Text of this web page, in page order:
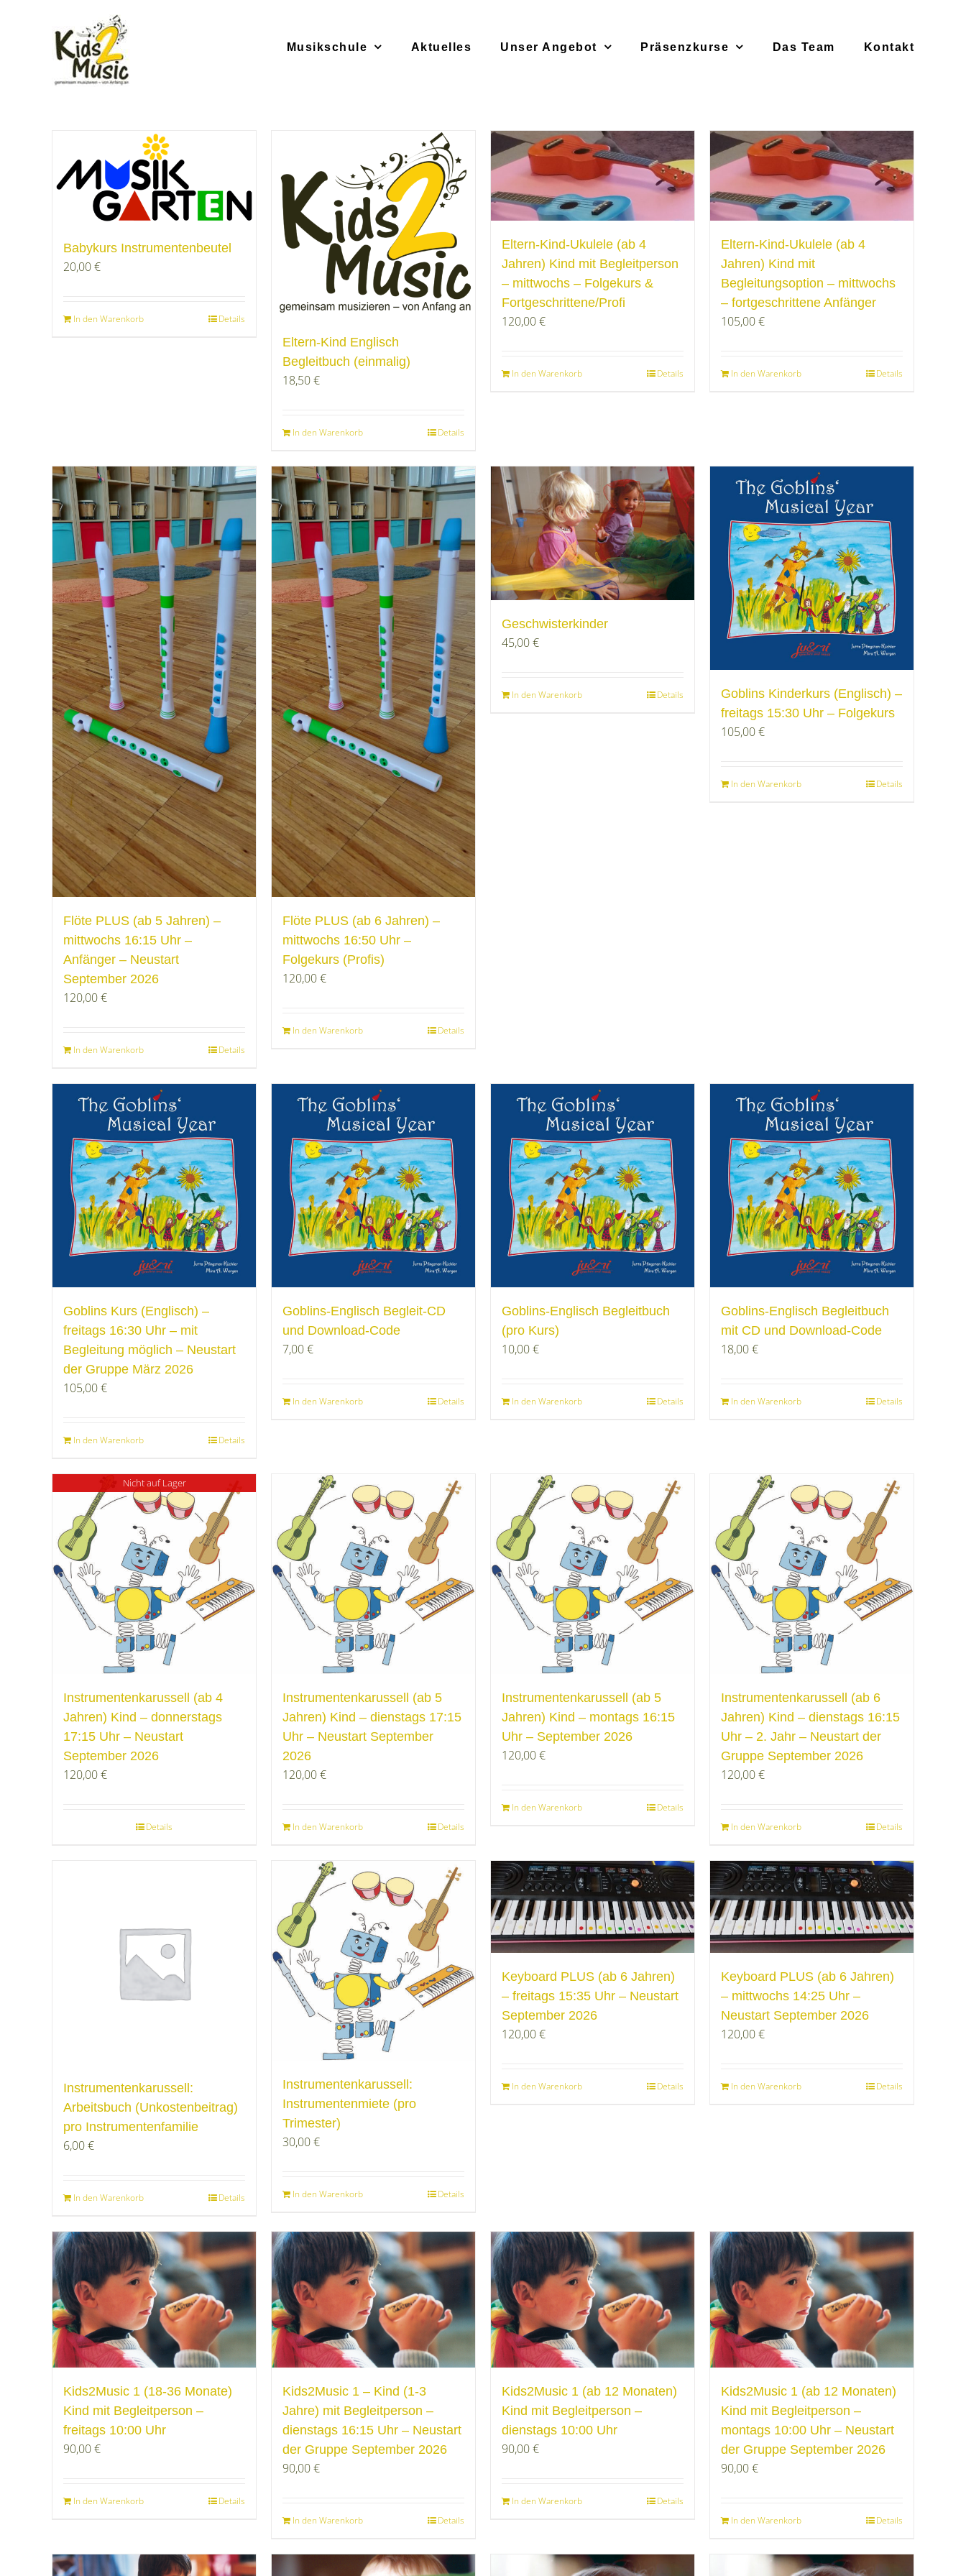
Musikschule Aktuelles Unser Angebot Präsenzkurse Das Team Kontakt
Babykurs Instrumentenbeutel
20,00€
In den Warenkorb Details
Eltern-Kind Englisch
Begleitbuch (einmalig)
18,50€
In den Warenkorb Details
Eltern-Kind-Ukulele (ab 4
Jahren) Kind mit Begleitperson
– mittwochs – Folgekurs &
Fortgeschrittene/Profi
120,00€
In den Warenkorb Details
Eltern-Kind-Ukulele (ab 4
Jahren) Kind mit
Begleitungsoption – mittwochs
– fortgeschrittene Anfänger
105,00€
In den Warenkorb Details
Flöte PLUS (ab 5 Jahren) –
mittwochs 16:15 Uhr –
Anfänger – Neustart
September 2026
120,00€
In den Warenkorb Details
Flöte PLUS (ab 6 Jahren) –
mittwochs 16:50 Uhr –
Folgekurs (Profis)
120,00€
In den Warenkorb Details
Geschwisterkinder
45,00€
In den Warenkorb Details
Goblins Kinderkurs (Englisch) –
freitags 15:30 Uhr – Folgekurs
105,00€
In den Warenkorb Details
Goblins Kurs (Englisch) –
freitags 16:30 Uhr – mit
Begleitung möglich – Neustart
der Gruppe März 2026
105,00€
In den Warenkorb Details
Goblins-Englisch Begleit-CD
und Download-Code
7,00€
In den Warenkorb Details
Goblins-Englisch Begleitbuch
(pro Kurs)
10,00€
In den Warenkorb Details
Goblins-Englisch Begleitbuch
mit CD und Download-Code
18,00€
In den Warenkorb Details
Nicht auf Lager
Instrumentenkarussell (ab 4
Jahren) Kind – donnerstags
17:15 Uhr – Neustart
September 2026
120,00€
Details
Instrumentenkarussell (ab 5
Jahren) Kind – dienstags 17:15
Uhr – Neustart September
2026
120,00€
In den Warenkorb Details
Instrumentenkarussell (ab 5
Jahren) Kind – montags 16:15
Uhr – September 2026
120,00€
In den Warenkorb Details
Instrumentenkarussell (ab 6
Jahren) Kind – dienstags 16:15
Uhr – 2. Jahr – Neustart der
Gruppe September 2026
120,00€
In den Warenkorb Details
Instrumentenkarussell:
Arbeitsbuch (Unkostenbeitrag)
pro Instrumentenfamilie
6,00€
In den Warenkorb Details
Instrumentenkarussell:
Instrumentenmiete (pro
Trimester)
30,00€
In den Warenkorb Details
Keyboard PLUS (ab 6 Jahren)
– freitags 15:35 Uhr – Neustart
September 2026
120,00€
In den Warenkorb Details
Keyboard PLUS (ab 6 Jahren)
– mittwochs 14:25 Uhr –
Neustart September 2026
120,00€
In den Warenkorb Details
Kids2Music 1 (18-36 Monate)
Kind mit Begleitperson –
freitags 10:00 Uhr
90,00€
In den Warenkorb Details
Kids2Music 1 – Kind (1-3
Jahre) mit Begleitperson –
dienstags 16:15 Uhr – Neustart
der Gruppe September 2026
90,00€
In den Warenkorb Details
Kids2Music 1 (ab 12 Monaten)
Kind mit Begleitperson –
dienstags 10:00 Uhr
90,00€
In den Warenkorb Details
Kids2Music 1 (ab 12 Monaten)
Kind mit Begleitperson –
montags 10:00 Uhr – Neustart
der Gruppe September 2026
90,00€
In den Warenkorb Details